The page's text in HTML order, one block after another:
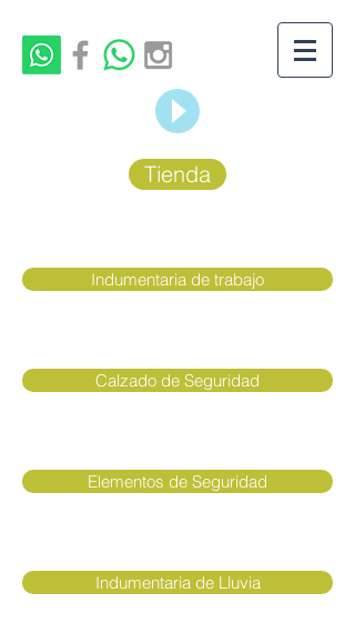
Tienda
Indumentaria de trabajo
Calzado de Seguridad
Elementos de Seguridad
Indumentaria de Lluvia